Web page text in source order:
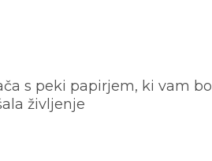
s peki papirjem, ki vam bo
življenje